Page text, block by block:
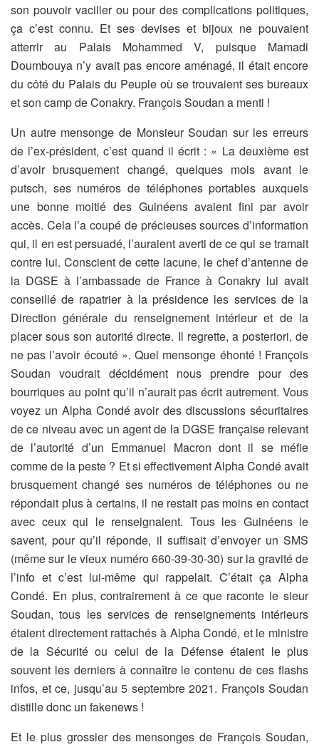
son pouvoir vaciller ou pour des complications politiques,
ça c’est connu. Et ses devises et bijoux ne pouvaient
atterrir au Palais Mohammed V, puisque Mamadi
Doumbouya n’y avait pas encore aménagé, il était encore
du côté du Palais du Peuple où se trouvaient ses bureaux
et son camp de Conakry. François Soudan a menti !
Un autre mensonge de Monsieur Soudan sur les erreurs
de l’ex-président, c’est quand il écrit : « La deuxième est
d’avoir brusquement changé, quelques mois avant le
putsch, ses numéros de téléphones portables auxquels
une bonne moitié des Guinéens avaient fini par avoir
accès. Cela l’a coupé de précieuses sources d’information
qui, il en est persuadé, l’auraient averti de ce qui se tramait
contre lui. Conscient de cette lacune, le chef d’antenne de
la DGSE à l’ambassade de France à Conakry lui avait
conseillé de rapatrier à la présidence les services de la
Direction générale du renseignement intérieur et de la
placer sous son autorité directe. Il regrette, a posteriori, de
ne pas l’avoir écouté ». Quel mensonge éhonté ! François
Soudan voudrait décidément nous prendre pour des
bourriques au point qu’il n’aurait pas écrit autrement. Vous
voyez un Alpha Condé avoir des discussions sécuritaires
de ce niveau avec un agent de la DGSE française relevant
de l’autorité d’un Emmanuel Macron dont il se méfie
comme de la peste ? Et si effectivement Alpha Condé avait
brusquement changé ses numéros de téléphones ou ne
répondait plus à certains, il ne restait pas moins en contact
avec ceux qui le renseignaient. Tous les Guinéens le
savent, pour qu’il réponde, il suffisait d’envoyer un SMS
(même sur le vieux numéro 660-39-30-30) sur la gravité de
l’info et c’est lui-même qui rappelait. C’était ça Alpha
Condé. En plus, contrairement à ce que raconte le sieur
Soudan, tous les services de renseignements intérieurs
étaient directement rattachés à Alpha Condé, et le ministre
de la Sécurité ou celui de la Défense étaient le plus
souvent les derniers à connaître le contenu de ces flashs
infos, et ce, jusqu’au 5 septembre 2021. François Soudan
distille donc un fakenews !
Et le plus grossier des mensonges de François Soudan,